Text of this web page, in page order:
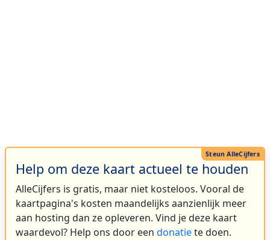
Help om deze kaart actueel te houden
AlleCijfers is gratis, maar niet kosteloos. Vooral de
kaartpagina's kosten maandelijks aanzienlijk meer
aan hosting dan ze opleveren. Vind je deze kaart
waardevol? Help ons door een donatiete doen.